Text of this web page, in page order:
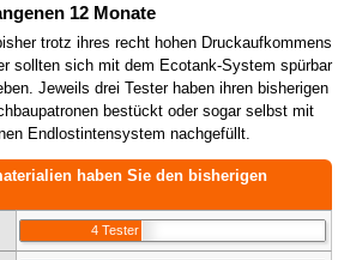
12 Monate
trotz ihres recht hohen Druckaufkommens
sollten sich mit dem Ecotank-System spürbar
Jeweils drei Tester haben ihren bisherigen
bestückt oder sogar selbst mit
Endlostintensystem nachgefüllt.
haben Sie den bisherigen
4 Tester